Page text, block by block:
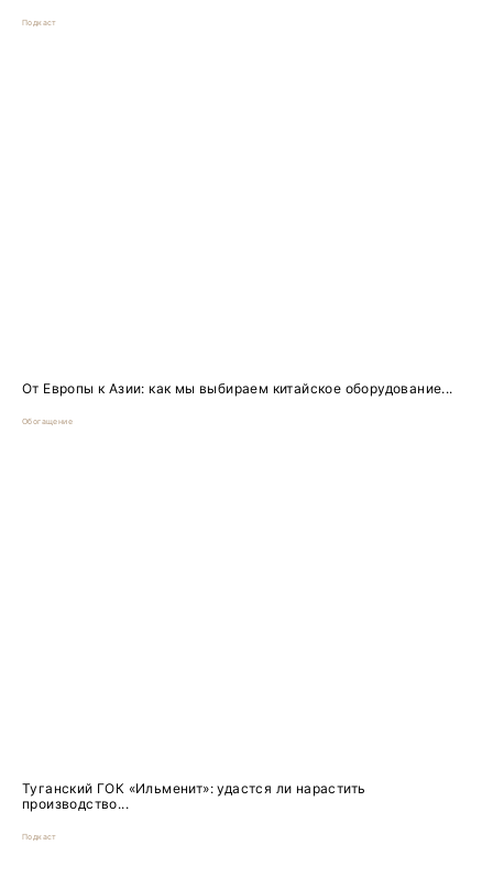
Подкаст
От Европы к Азии: как мы выбираем китайское оборудование...
Обогащение
Туганский ГОК «Ильменит»: удастся ли нарастить
производство...
Подкаст